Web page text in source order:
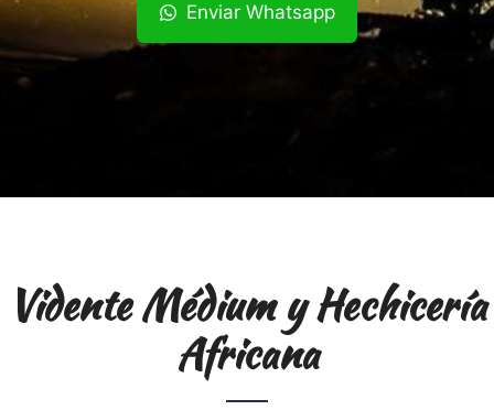
Enviar Whatsapp
Vidente Médium y Hechicería
Africana